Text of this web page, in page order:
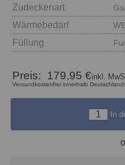
Zudeckenart
Wärmebedarf
Füllung
Preis: 179,95 €inkl.
Versandkostenfrei innerhalb
In